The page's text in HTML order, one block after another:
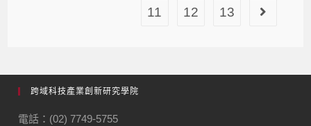
11
12 13
跨域科技產業創新研究學院
電話：(02) 7749-5755